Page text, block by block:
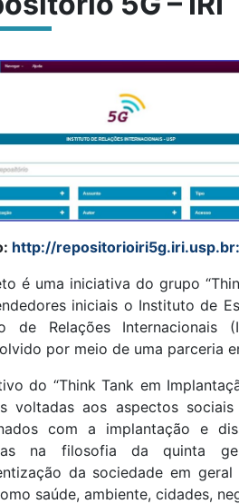
http://
é uma iniciativa do grupo
iniciais o Instituto de
de Relações
por meio de uma parceria
do “Think Tank em
voltadas aos aspectos
com a implantação e
na filosofia da quinta
da sociedade em
saúde, ambiente, cidades,